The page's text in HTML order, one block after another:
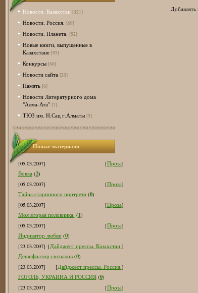
Новости. Казахстан [321]
Новости. Россия. [69]
Новости. Планета. [52]
Новые книги, выпущенные в
Казахстане [95]
Конкурсы [60]
Новости сайта [20]
Память [6]
Новости Литературного дома
"Алма-Ата" [7]
ТЮЗ им. Н.Сац г.Алматы [5]
Новые материалв
[05.03.2007] [Проза]
Вовка (2)
[05.03.2007]
[Проза]
Тайна старинного портрета (0)
[05.03.2007]
[Проза]
Моя вторая половинка. (1)
[05.03.2007]
[Проза]
Индикатор любви (0)
[23.03.2007] [Дайджест прессы. Казахстан.]
Дешифратор сигналов (0)
[23.03.2007]
[Дайджест прессы. Россия.]
ГОГОЛЬ, УКРАИНА И РОССИЯ (0)
[23.03.2007]
[Проза]
Добавлять